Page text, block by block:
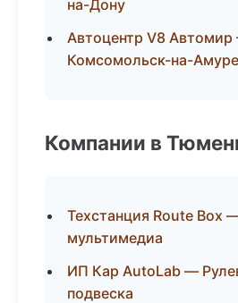
на-Дону
Автоцентр V8
Комсомольск-на-Амуре
Компании в
Техстанция Route Box
мультимедиа
ИП Кар AutoLab —
подвеска